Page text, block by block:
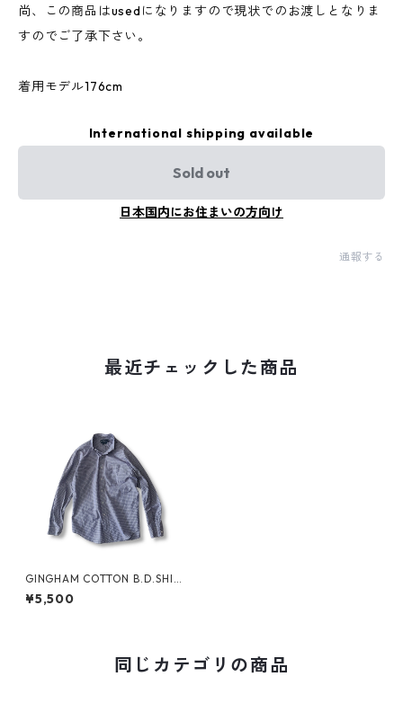
尚、この商品はusedになりますので現状でのお渡しとなりま
すのでご了承下さい。
着用モデル176cm
International shipping available
Sold out
日本国内にお住まいの方向け
通報する
最近チェックした商品
GINGHAM COTTON B.D.SHIR
T by Ralph Lauren
¥5,500
同じカテゴリの商品